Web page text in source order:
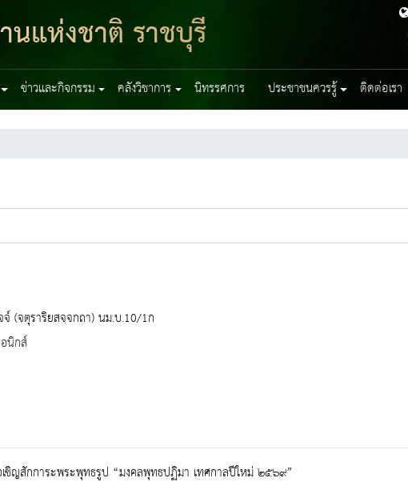
แห่งชาติ ราชบุรี
ข่าวและกิจกรรม คลังวิชาการ นิทรรศการ ประชาชนควรรู้ ติดต่อเรา
(จตุราริยสจฺจกถา) นม.บ.10/1ก
นิกส์
ชิญสักการะพระพุทธรูป “มงคลพุทธปฏิมา เทศกาลปีใหม่ ๒๕๖๙”